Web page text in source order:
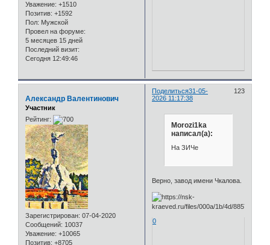
Уважение: +1510
Позитив: +1592
Пол: Мужской
Провел на форуме:
5 месяцев 15 дней
Последний визит:
Сегодня 12:49:46
Поделиться 123
31-05-
2026 11:17:38
Александр Валентинович
Участник
Рейтинг:
Зарегистрирован: 07-04-2020
Сообщений: 10037
Уважение: +10065
Позитив: +8705
Morozi1ka
написал(а):
На ЗИЧе
Верно, завод имени Чкалова.
0